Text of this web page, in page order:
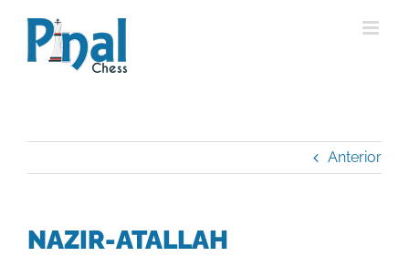
contenido
Anterior
NAZIR-ATALLAH